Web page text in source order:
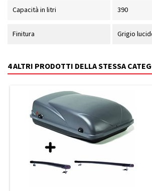
Capacità in litri 390
Finitura Grigio
4 ALTRI PRODOTTI DELLA STESSA